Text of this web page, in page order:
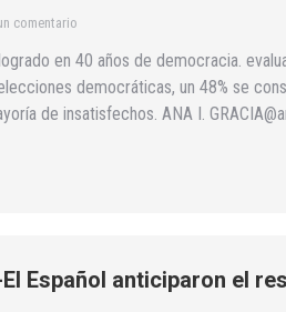
comentario
en 40 años de democracia.
democráticas, un 48% se
de insatisfechos. ANA I.
Español anticiparon el